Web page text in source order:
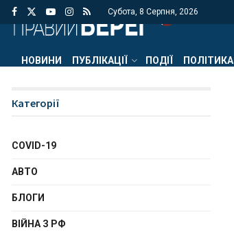
Субота, 8 Серпня, 2026
НОВИНИ ПУБЛІКАЦІЇ ПОДІЇ ПОЛІТИКА
Категорії
COVID-19
АВТО
БЛОГИ
ВІЙНА З РФ